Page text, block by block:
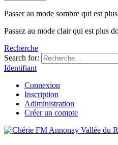
Passer au mode sombre qui est
Passez au mode clair qui est plus
Recherche
Search for:
Identifiant
Connexion
Inscription
Adiministration
Créer un compte